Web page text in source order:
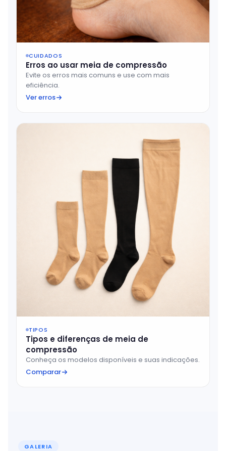
CUIDADOS
Erros ao usar meia de compressão
Evite os erros mais comuns e use com mais
eficiência.
Ver erros
TIPOS
Tipos e diferenças de meia de
compressão
Conheça os modelos disponíveis e suas indicações.
Comparar
GALERIA